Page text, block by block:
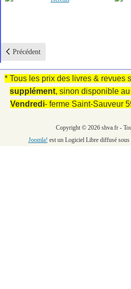
Article précédent : BM Annappes
Précédent
* Tous les prix des livres & revues
supplément, sinon disponible
Vendredi- ferme Saint-Sauveur
Copyright © 2026 shva.fr -
Joomla! est un Logiciel Libre diffusé sous